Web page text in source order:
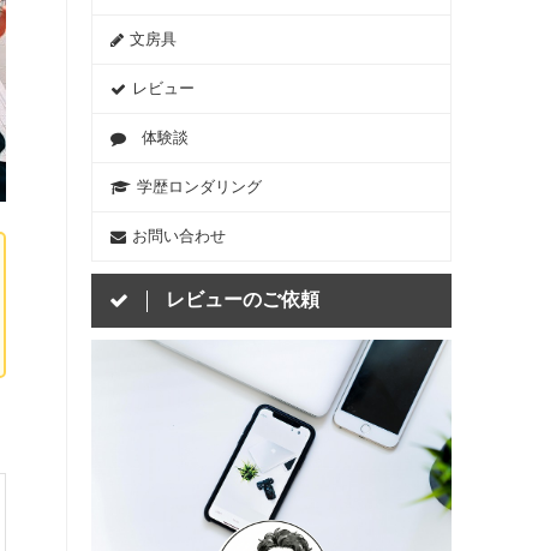
文房具
レビュー
体験談
学歴ロンダリング
お問い合わせ
レビューのご依頼